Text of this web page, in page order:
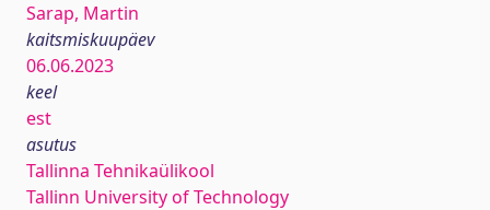
Sarap, Martin
kaitsmiskuupäev
06.06.2023
keel
est
asutus
Tallinna Tehnikaülikool
Tallinn University of Technology